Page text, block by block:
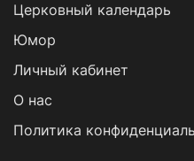
Церковный календарь
Юмор
Личный кабинет
О нас
Политика